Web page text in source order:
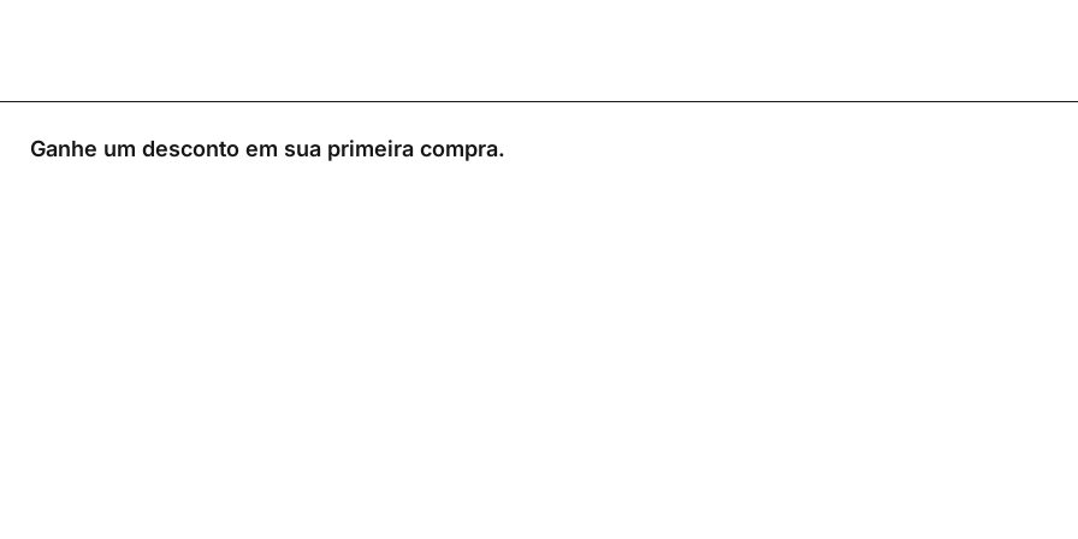
Ganhe um desconto em sua primeira compra.